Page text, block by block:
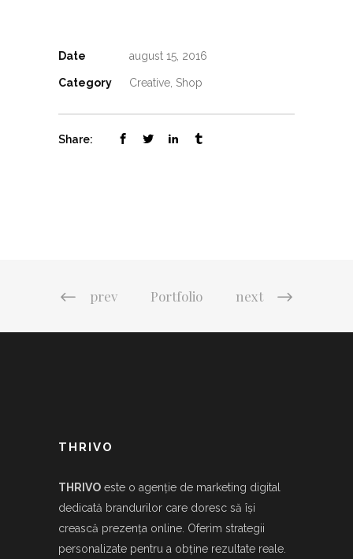
Date august 15, 2016
Category Creative, Shop
Share:
prev Portfolio next
THRIVO
THRIVO este o agenție de marketing digital
dedicată brandurilor care doresc să își
crească prezența online. Oferim strategii
personalizate pentru a obține rezultate reale.